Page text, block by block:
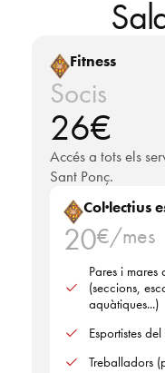
Fitness
Socis
26€
Accés a tots els
Sant Ponç.
Col·lectius
20€/mes
Pares i
(seccions,
aquàtiques...)
Esportistes
Treballadors